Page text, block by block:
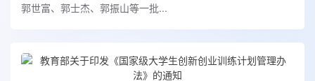
郭世富、郭士杰、郭振山等一批...